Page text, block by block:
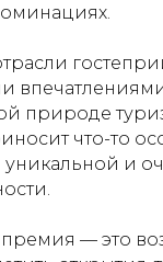
природе
что-то
уникальной и
— это